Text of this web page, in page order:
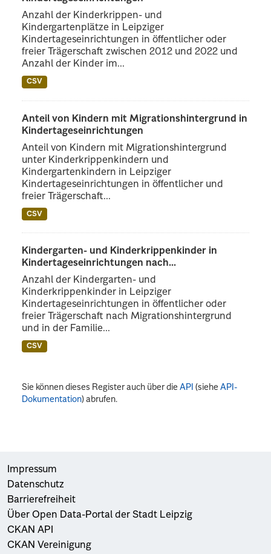
Anzahl der Kinderkrippen- und
Kindergartenplätze in Leipziger
Kindertageseinrichtungen in öffentlicher oder
freier Trägerschaft zwischen 2012 und 2022 und
Anzahl der Kinder im...
CSV
Anteil von Kindern mit Migrationshintergrund in
Kindertageseinrichtungen
Anteil von Kindern mit Migrationshintergrund
unter Kinderkrippenkindern und
Kindergartenkindern in Leipziger
Kindertageseinrichtungen in öffentlicher und
freier Trägerschaft...
CSV
Kindergarten- und Kinderkrippenkinder in
Kindertageseinrichtungen nach...
Anzahl der Kindergarten- und
Kinderkrippenkinder in Leipziger
Kindertageseinrichtungen in öffentlicher oder
freier Trägerschaft nach Migrationshintergrund
und in der Familie...
CSV
Sie können dieses Register auch über dieAPI (sieheAPI-
Dokumentation) abrufen.
Impressum
Datenschutz
Barrierefreiheit
Über Open Data-Portal der Stadt Leipzig
CKAN API
CKAN Vereinigung